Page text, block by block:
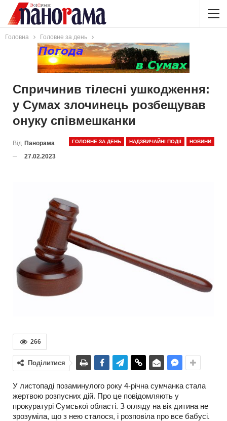
Головна Головне за день
Спричинив тілесні ушкодження:
у Сумах злочинець розбещував
онуку співмешканки
ГОЛОВНЕ ЗА ДЕНЬ НАДЗВИЧАЙНІ ПОДІЇ НОВИНИ
Від Панорама
27.02.2023
266
Поділитися
У листопаді позаминулого року 4-річна сумчанка стала
жертвою розпусних дій. Про це повідомляють у
прокуратурі Сумської області. З огляду на вік дитина не
зрозуміла, що з нею сталося, і розповіла про все бабусі.